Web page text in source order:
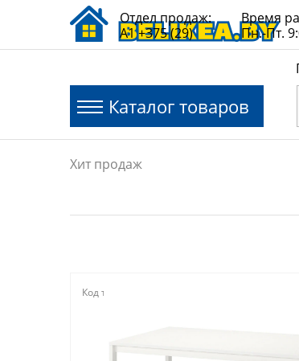
Каталог товаров
Отдел продаж:
A1 +375 (29)
Время
Пн.-Пт.
Хит продаж
Код товара: